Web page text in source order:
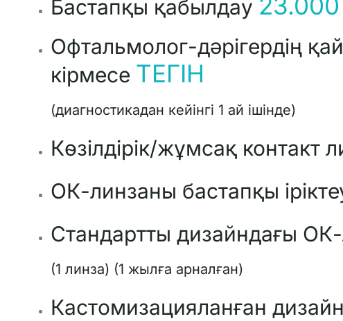
Бастапқы қабылдау
Офтальмолог-дәрігердің
кірмесе ТЕГІН
(диагностикадан кейінгі 1 ай ішінде)
Көзілдірік/жұмсақ контакт
ОК-линзаны бастапқы
Стандартты дизайндағы
(1 линза) (1 жылға арналған)
Кастомизацияланған